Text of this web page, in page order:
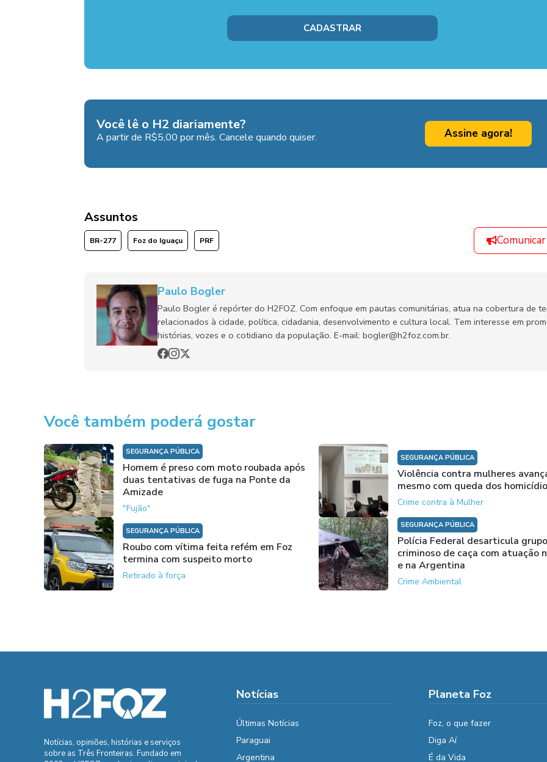
Você lê o H2 diariamente?
A partir de R$5,00 por mês. Cancele quando quiser. Assine agora!
Assuntos
BR-277 Foz do Iguaçu PRF
Paulo Bogler
Paulo Bogler é repórter do H2FOZ. Com enfoque em pautas comunitárias, atua na cobertura de
relacionados à cidade, política, cidadania, desenvolvimento e cultura local. Tem interesse em
histórias, vozes e o cotidiano da população. E-mail: bogler@h2foz.com.br.
Você também poderá gostar
SEGURANÇA PÚBLICA
Homem é preso com moto roubada após
duas tentativas de fuga na Ponte da
Amizade
"Fujão"
SEGURANÇA PÚBLICA
Violência contra mulheres
mesmo com queda dos
Crime contra à Mulher
SEGURANÇA PÚBLICA
Roubo com vítima feita refém em Foz
termina com suspeito morto
Retirado à força
SEGURANÇA PÚBLICA
Polícia Federal desarticula grupo
criminoso de caça com atuação
e na Argentina
Crime Ambiental
Notícias, opiniões, histórias e serviços
sobre as Três Fronteiras. Fundado em
Notícias
Últimas Notícias
Paraguai
Argentina
Planeta Foz
Foz, o que fazer
Diga Aí
É da Vida